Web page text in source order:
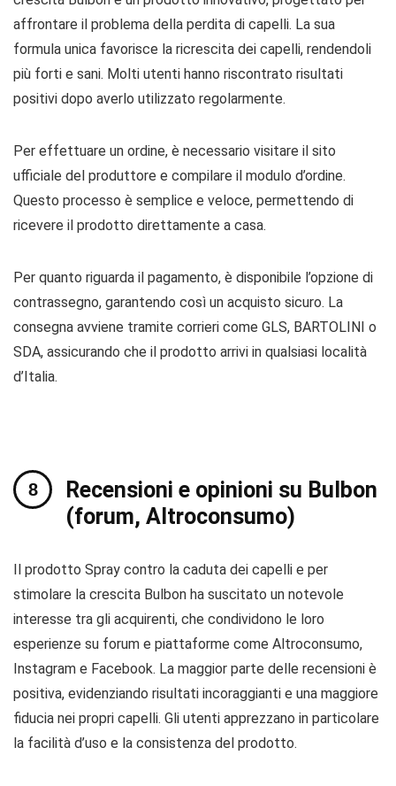
affrontare il problema della perdita di capelli. La sua
formula unica favorisce la ricrescita dei capelli, rendendoli
più forti e sani. Molti utenti hanno riscontrato risultati
positivi dopo averlo utilizzato regolarmente.
Per effettuare un ordine, è necessario visitare il sito
ufficiale del produttore e compilare il modulo d’ordine.
Questo processo è semplice e veloce, permettendo di
ricevere il prodotto direttamente a casa.
Per quanto riguarda il pagamento, è disponibile l’opzione di
contrassegno, garantendo così un acquisto sicuro. La
consegna avviene tramite corrieri come GLS, BARTOLINI o
SDA, assicurando che il prodotto arrivi in qualsiasi località
d’Italia.
Recensioni e opinioni su Bulbon
(forum, Altroconsumo)
Il prodotto Spray contro la caduta dei capelli e per
stimolare la crescita Bulbon ha suscitato un notevole
interesse tra gli acquirenti, che condividono le loro
esperienze su forum e piattaforme come Altroconsumo,
Instagram e Facebook. La maggior parte delle recensioni è
positiva, evidenziando risultati incoraggianti e una maggiore
fiducia nei propri capelli. Gli utenti apprezzano in particolare
la facilità d’uso e la consistenza del prodotto.